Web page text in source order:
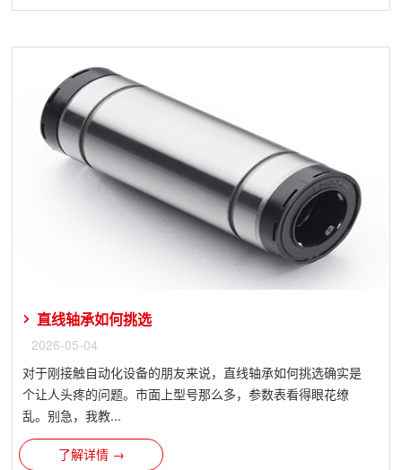
直线轴承如何挑选
2026-05-04
对于刚接触自动化设备的朋友来说，直线轴承如何挑选确实是
个让人头疼的问题。市面上型号那么多，参数表看得眼花缭
乱。别急，我教...
了解详情 →